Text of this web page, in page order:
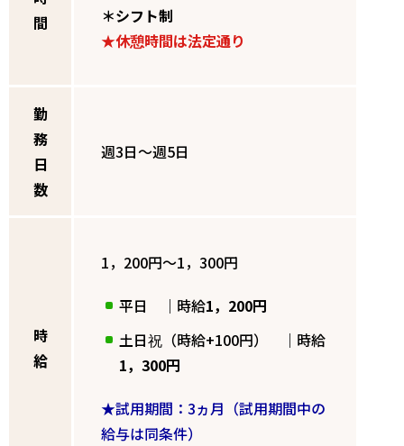
間
＊シフト制
★休憩時間は法定通り
勤
務
日
数
週3日～週5日
時
給
1，200円～1，300円
平日 ｜時給1，200円
土日祝（時給+100円） ｜時給
1，300円
★試用期間：3ヵ月（試用期間中の
給与は同条件）